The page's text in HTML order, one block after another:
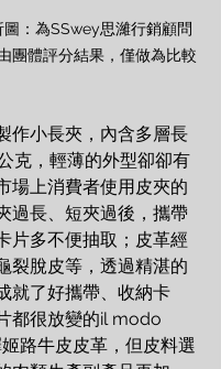
：為SSwey思濰行銷顧問
團體評分結果，僅做為比較
作小長夾，內含多層長
克，輕薄的外型卻卻有
場上消費者使用皮夾的
過長、短夾過後，攜帶
片多不便抽取；皮革經
裂脫皮等，透過精湛的
就了好攜帶、收納卡
都很放變的il modo
路牛皮皮革，但皮料選